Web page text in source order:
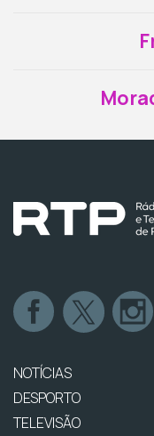
NOTÍCIAS
DESPORTO
TELEVISÃO